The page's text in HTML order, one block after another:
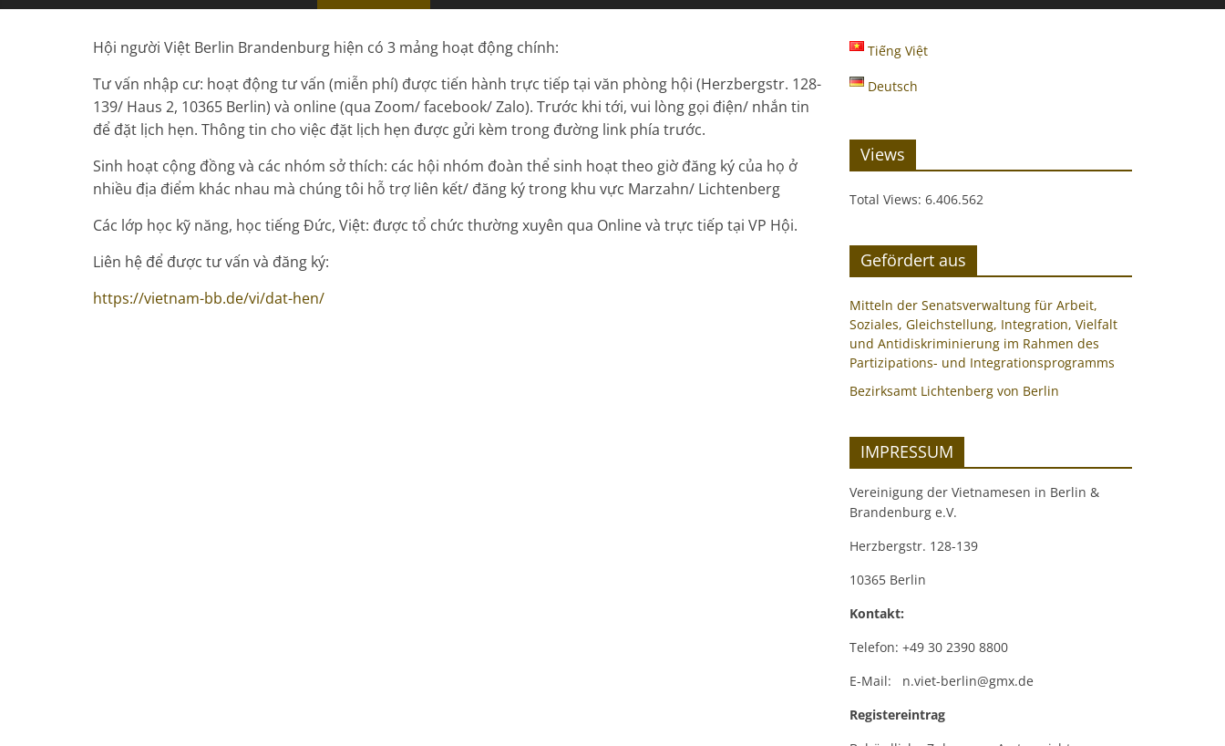
Hội người Việt Berlin Brandenburg hiện có 3 mảng hoạt động chính:
Tư vấn nhập cư: hoạt động tư vấn (miễn phí) được tiến hành trực tiếp tại văn phòng hội (Herzbergstr. 128-
139/ Haus 2, 10365 Berlin) và online (qua Zoom/ facebook/ Zalo). Trước khi tới, vui lòng gọi điện/ nhắn tin
để đặt lịch hẹn. Thông tin cho việc đặt lịch hẹn được gửi kèm trong đường link phía trước.
Sinh hoạt cộng đồng và các nhóm sở thích: các hội nhóm đoàn thể sinh hoạt theo giờ đăng ký của họ ở
nhiều địa điểm khác nhau mà chúng tôi hỗ trợ liên kết/ đăng ký trong khu vực Marzahn/ Lichtenberg
Các lớp học kỹ năng, học tiếng Đức, Việt: được tổ chức thường xuyên qua Online và trực tiếp tại VP Hội.
Liên hệ để được tư vấn và đăng ký:
https://vietnam-bb.de/vi/dat-hen/
Tiếng Việt
Deutsch
Views
Total Views: 6.406.562
Gefördert aus
Mitteln der Senatsverwaltung für Arbeit,
Soziales, Gleichstellung, Integration, Vielfalt
und Antidiskriminierung im Rahmen des
Partizipations- und Integrationsprogramms
Bezirksamt Lichtenberg von Berlin
IMPRESSUM
Vereinigung der Vietnamesen in Berlin &
Brandenburg e.V.
Herzbergstr. 128-139
10365 Berlin
Kontakt:
Telefon: +49 30 2390 8800
E-Mail: n.viet-berlin@gmx.de
Registereintrag